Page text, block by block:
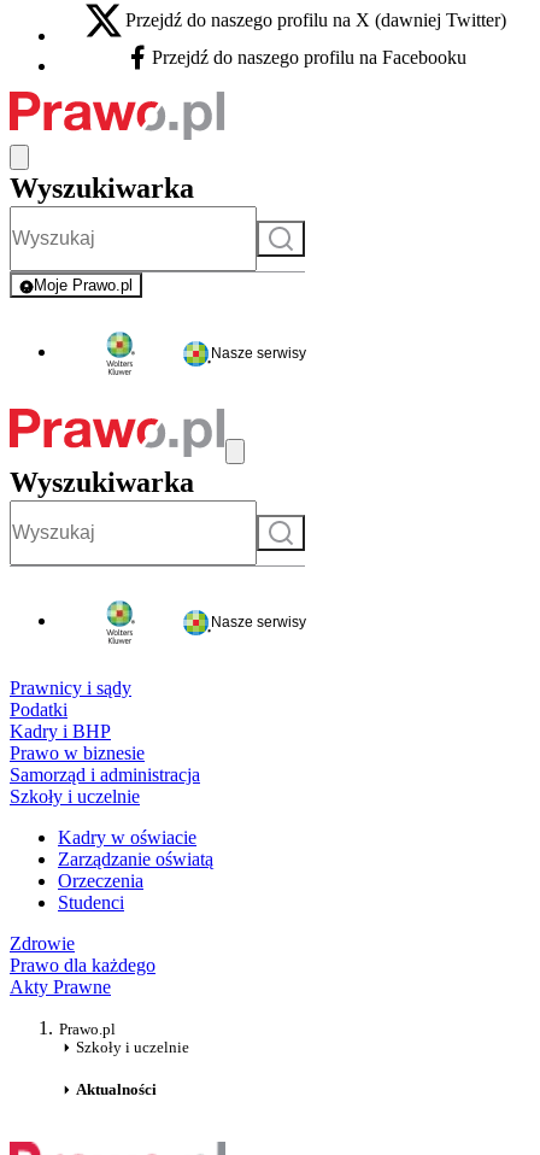
X - otwiera się w nowej karcie
Przejdź do naszego profilu na X (dawniej Twitter)
Facebook - otwiera się w nowej karcie
Przejdź do naszego profilu na Facebooku
Wyszukiwarka
Szukaj
Moje Prawo.pl
- rejestracja i logowanie do serwisu
Nasze serwisy
Wyszukiwarka
Szukaj
Nasze serwisy
Prawnicy i sądy
Podatki
Kadry i BHP
Prawo w biznesie
Samorząd i administracja
Szkoły i uczelnie
Kadry w oświacie
Zarządzanie oświatą
Orzeczenia
Studenci
Zdrowie
Prawo dla każdego
Akty Prawne
Prawo.pl
Szkoły i uczelnie
Aktualności